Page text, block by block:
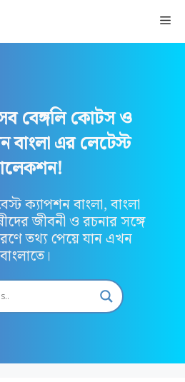
বেঙ্গলি কোটস ও
বাংলা এর লেটেস্ট
ক্যাপশন বাংলা, বাংলা
জীবনী ও রচনার সঙ্গে
তথ্য পেয়ে যান এখন
বাংলাতে।